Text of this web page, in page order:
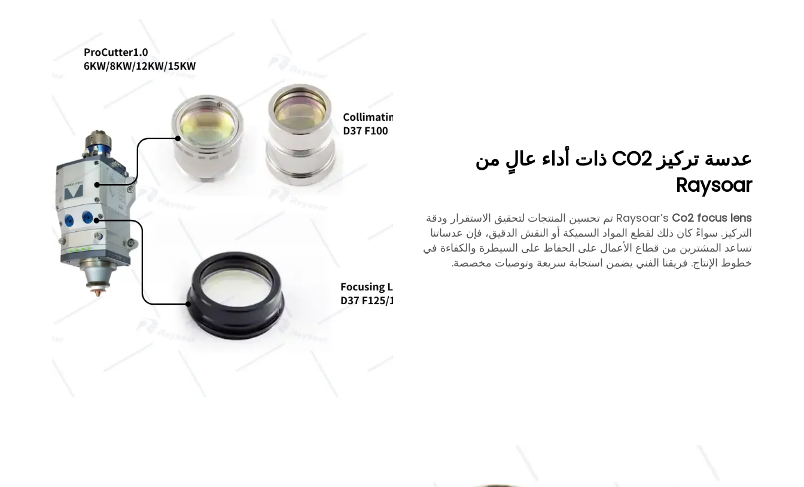
عدسة تركيز CO2 ذات أداء عالٍ من
Raysoar
Raysoar’s Co2 focus lens
تم تحسين المنتجات لتحقيق الاستقرار ودقة
التركيز. سواءً كان ذلك لقطع المواد السميكة أو النقش الدقيق، فإن عدساتنا
تساعد المشترين من قطاع الأعمال على الحفاظ على السيطرة والكفاءة في
خطوط الإنتاج. فريقنا الفني يضمن استجابة سريعة وتوصيات مخصصة.